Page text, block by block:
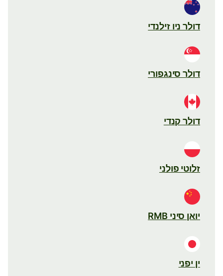
דולר ניו זילנדי
דולר סינגפורי
דולר קנדי
זלוטי פולני
יואן סיני RMB
ין יפני